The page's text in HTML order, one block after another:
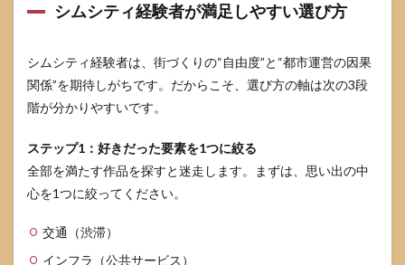
シムシティ経験者が満足しやすい選び方
シムシティ経験者は、街づくりの“自由度”と“都市運営の因果
関係”を期待しがちです。だからこそ、選び方の軸は次の3段
階が分かりやすいです。
ステップ1：好きだった要素を1つに絞る
全部を満たす作品を探すと迷走します。まずは、思い出の中
心を1つに絞ってください。
交通（渋滞）
インフラ（公共サービス）